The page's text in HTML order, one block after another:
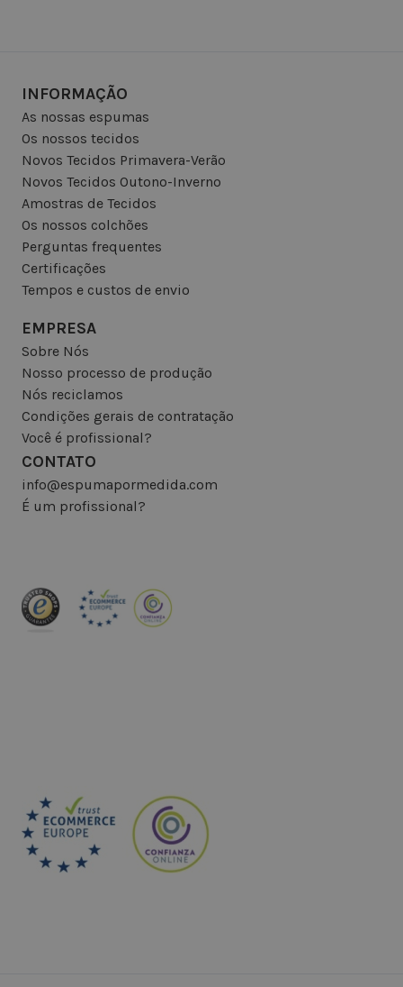
INFORMAÇÃO
As nossas espumas
Os nossos tecidos
Novos Tecidos Primavera-Verão
Novos Tecidos Outono-Inverno
Amostras de Tecidos
Os nossos colchões
Perguntas frequentes
Certificações
Tempos e custos de envio
EMPRESA
Sobre Nós
Nosso processo de produção
Nós reciclamos
Condições gerais de contratação
Você é profissional?
CONTATO
info@espumapormedida.com
É um profissional?